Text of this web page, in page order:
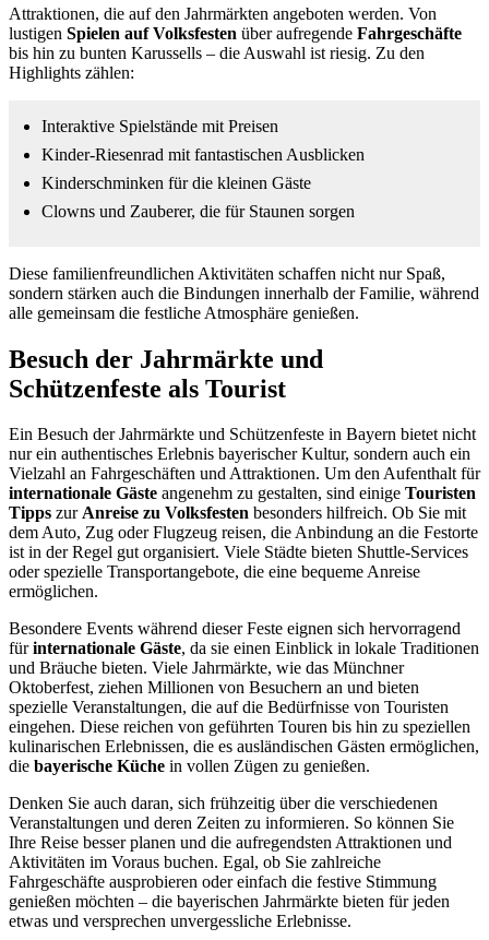
Attraktionen, die auf den Jahrmärkten angeboten werden. Von
lustigen Spielen auf Volksfesten über aufregende Fahrgeschäfte
bis hin zu bunten Karussells – die Auswahl ist riesig. Zu den
Highlights zählen:
Interaktive Spielstände mit Preisen
Kinder-Riesenrad mit fantastischen Ausblicken
Kinderschminken für die kleinen Gäste
Clowns und Zauberer, die für Staunen sorgen
Diese familienfreundlichen Aktivitäten schaffen nicht nur Spaß,
sondern stärken auch die Bindungen innerhalb der Familie, während
alle gemeinsam die festliche Atmosphäre genießen.
Besuch der Jahrmärkte und
Schützenfeste als Tourist
Ein Besuch der Jahrmärkte und Schützenfeste in Bayern bietet nicht
nur ein authentisches Erlebnis bayerischer Kultur, sondern auch ein
Vielzahl an Fahrgeschäften und Attraktionen. Um den Aufenthalt für
internationale Gäste angenehm zu gestalten, sind einige Touristen
Tipps zurAnreise zu Volksfesten besonders hilfreich. Ob Sie mit
dem Auto, Zug oder Flugzeug reisen, die Anbindung an die Festorte
ist in der Regel gut organisiert. Viele Städte bieten Shuttle-Services
oder spezielle Transportangebote, die eine bequeme Anreise
ermöglichen.
Besondere Events während dieser Feste eignen sich hervorragend
fürinternationale Gäste, da sie einen Einblick in lokale Traditionen
und Bräuche bieten. Viele Jahrmärkte, wie das Münchner
Oktoberfest, ziehen Millionen von Besuchern an und bieten
spezielle Veranstaltungen, die auf die Bedürfnisse von Touristen
eingehen. Diese reichen von geführten Touren bis hin zu speziellen
kulinarischen Erlebnissen, die es ausländischen Gästen ermöglichen,
die bayerische Küche in vollen Zügen zu genießen.
Denken Sie auch daran, sich frühzeitig über die verschiedenen
Veranstaltungen und deren Zeiten zu informieren. So können Sie
Ihre Reise besser planen und die aufregendsten Attraktionen und
Aktivitäten im Voraus buchen. Egal, ob Sie zahlreiche
Fahrgeschäfte ausprobieren oder einfach die festive Stimmung
genießen möchten – die bayerischen Jahrmärkte bieten für jeden
etwas und versprechen unvergessliche Erlebnisse.